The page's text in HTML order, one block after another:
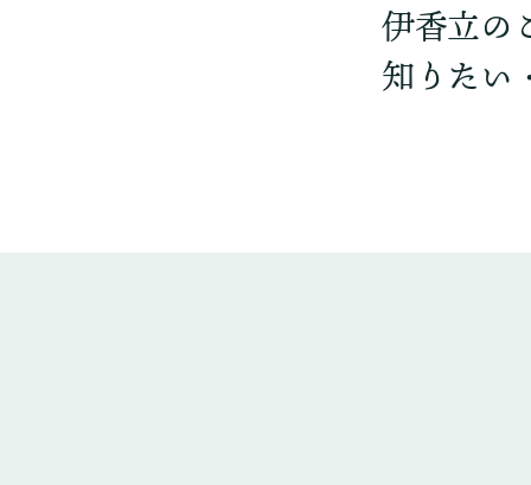
伊香立の
知りたい